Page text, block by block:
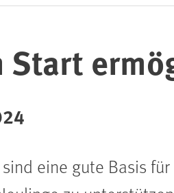
Start
eine gute Basis